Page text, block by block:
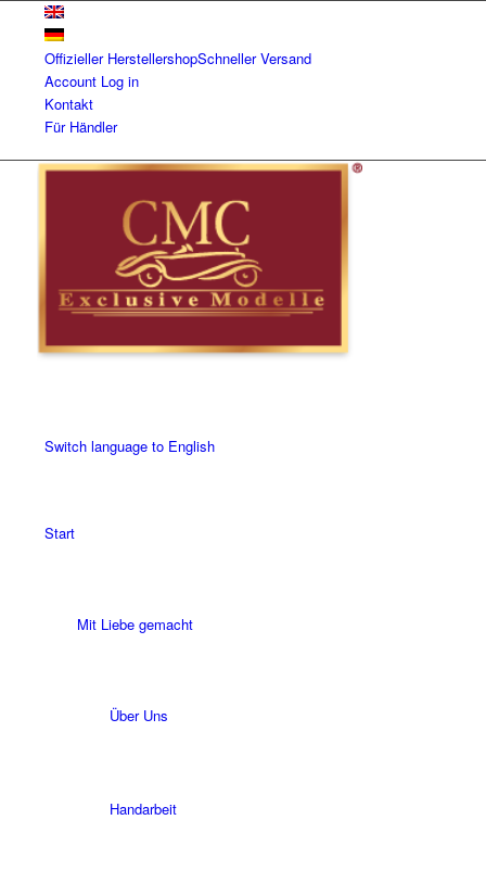
Offizieller HerstellershopSchneller Versand
Account Log in
Kontakt
Für Händler
Switch language to English
Start
Mit Liebe gemacht
Über Uns
Handarbeit